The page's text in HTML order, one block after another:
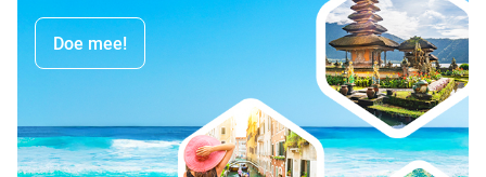
Doe mee!